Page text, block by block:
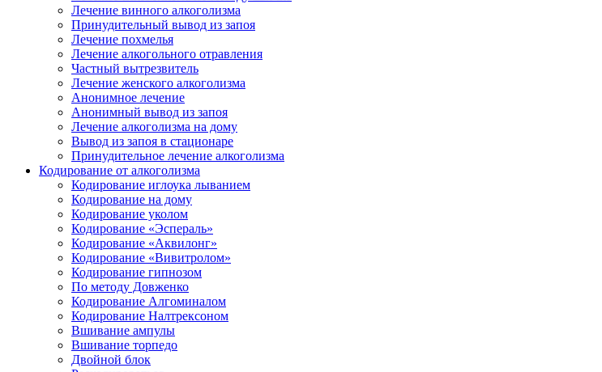
Лечение винного алкоголизма
Принудительный вывод из запоя
Лечение похмелья
Лечение алкогольного отравления
Частный вытрезвитель
Лечение женского алкоголизма
Анонимное лечение
Анонимный вывод из запоя
Лечение алкоголизма на дому
Вывод из запоя в стационаре
Принудительное лечение алкоголизма
Кодирование от алкоголизма
Кодирование иглоука лыванием
Кодирование на дому
Кодирование уколом
Кодирование «Эспераль»
Кодирование «Аквилонг»
Кодирование «Вивитролом»
Кодирование гипнозом
По методу Довженко
Кодирование Алгоминалом
Кодирование Налтрексоном
Вшивание ампулы
Вшивание торпедо
Двойной блок